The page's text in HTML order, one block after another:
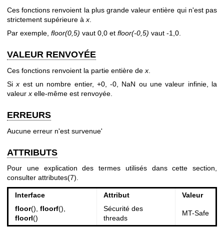
Ces fonctions renvoient la plus grande valeur entière qui n'est pas
strictement supérieure à x
Par exemple, floor(0,5) vaut 0,0 et floor(-0,5) vaut -1,0.
VALEUR RENVOYÉE
Ces fonctions renvoient la partie entière de x
Six est un nombre entier, +0, -0, NaN ou une valeur infinie, la
valeur x elle-même est renvoyée.
ERREURS
Aucune erreur n'est survenue'
ATTRIBUTS
Pour une explication des termes utilisés dans cette section,
consulter attributes(7)
Interface Attribut
Valeur
floor(), floorf(),
floorl()
Sécurité des
threads
MT-Safe